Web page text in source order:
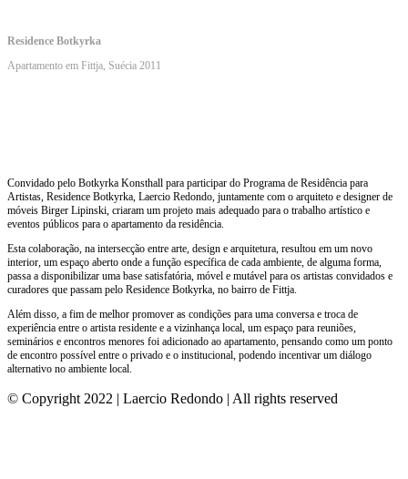
Residence Botkyrka
Apartamento em Fittja, Suécia 2011
Convidado pelo Botkyrka Konsthall para participar do Programa de Residência para
Artistas, Residence Botkyrka, Laercio Redondo, juntamente com o arquiteto e designer de
móveis Birger Lipinski, criaram um projeto mais adequado para o trabalho artístico e
eventos públicos para o apartamento da residência.
Esta colaboração, na intersecção entre arte, design e arquitetura, resultou em um novo
interior, um espaço aberto onde a função específica de cada ambiente, de alguma forma,
passa a disponibilizar uma base satisfatória, móvel e mutável para os artistas convidados e
curadores que passam pelo Residence Botkyrka, no bairro de Fittja.
Além disso, a fim de melhor promover as condições para uma conversa e troca de
experiência entre o artista residente e a vizinhança local, um espaço para reuniões,
seminários e encontros menores foi adicionado ao apartamento, pensando como um ponto
de encontro possível entre o privado e o institucional, podendo incentivar um diálogo
alternativo no ambiente local.
© Copyright 2022 | Laercio Redondo | All rights reserved